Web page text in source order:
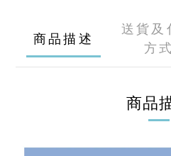
商品描述
送貨及
方式
商品